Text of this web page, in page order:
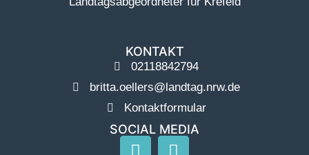
KONTAKT
02118842794
britta.oellers@landtag.nrw.de
Kontaktformular
SOCIAL MEDIA